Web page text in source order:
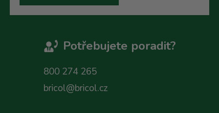
Potřebujete poradit?
800 274 265
bricol@bricol.cz